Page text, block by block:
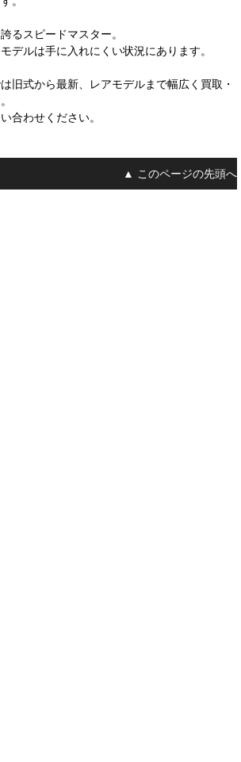
るスピードマスター。
デルは手に入れにくい状況にあります。
旧式から最新、レアモデルまで幅広く買取・
合わせください。
▲ このページの先頭へ